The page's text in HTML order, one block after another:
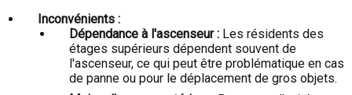
Inconvénients :
Dépendance à l'ascenseur : Les résidents des
étages supérieurs dépendent souvent de
l'ascenseur, ce qui peut être problématique en cas
de panne ou pour le déplacement de gros objets.